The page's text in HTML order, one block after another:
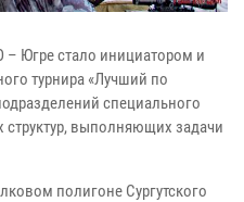
Югре стало инициатором и
турнира «Лучший по
специального
структур, выполняющих задачи
полигоне Сургутского